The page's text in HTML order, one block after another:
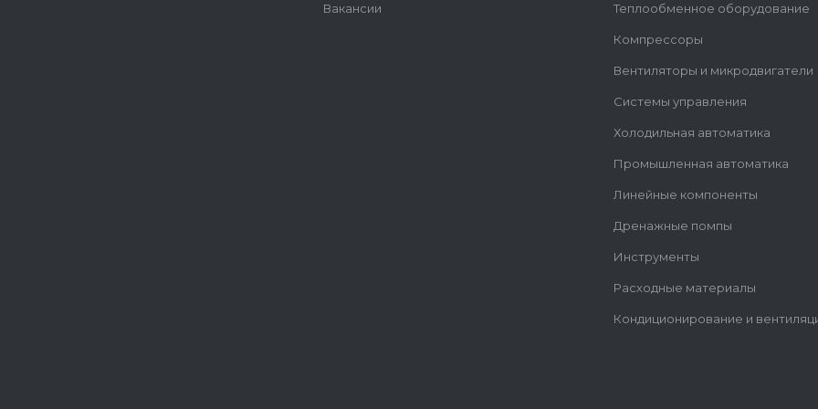
Вакансии Теплообменное оборудование
Компрессоры
Вентиляторы и микродвигатели
Системы управления
Холодильная автоматика
Промышленная автоматика
Линейные компоненты
Дренажные помпы
Инструменты
Расходные материалы
Кондиционирование и